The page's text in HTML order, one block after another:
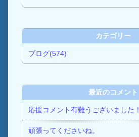
カテゴリー
ブログ(574)
最近のコメント
応援コメント有難うございました！
頑張ってくださいね。